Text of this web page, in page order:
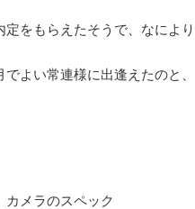
をもらえたそうで、なにより
よい常連様に出逢えたのと、
カメラのスペック